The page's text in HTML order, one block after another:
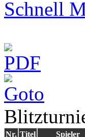
Schnell
Nr. Titel Spieler